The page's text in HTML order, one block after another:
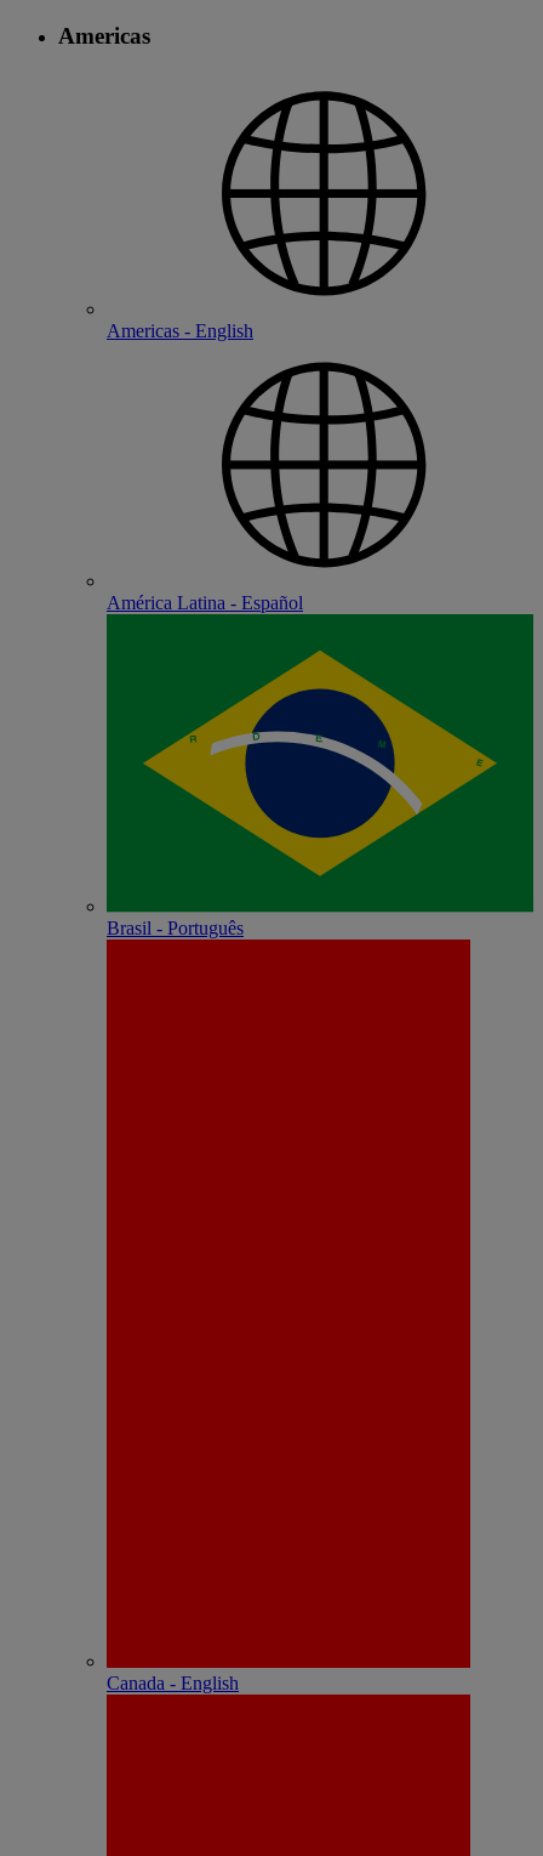
Americas
Americas - English
América Latina - Español
Brasil - Português
Canada - English